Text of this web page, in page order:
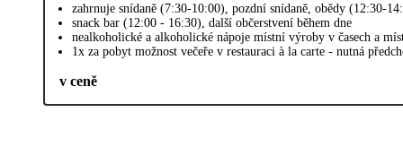
zahrnuje snídaně (7:30-10:00), pozdní snídaně, obědy (12:30-
snack bar (12:00 - 16:30), další občerstvení během dne
nealkoholické a alkoholické nápoje místní výroby v časech a
1x za pobyt možnost večeře v restauraci à la carte - nutná
v ceně